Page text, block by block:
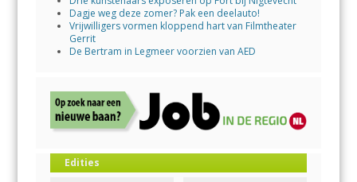
Dagje weg deze zomer? Pak een deelauto!
Vrijwilligers vormen kloppend hart van Filmtheater
Gerrit
De Bertram in Legmeer voorzien van AED
Edities